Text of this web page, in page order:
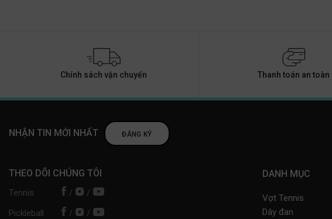
Chính sách vận chuyển Thanh toán an toàn
NHẬN TIN MỚI NHẤT ĐĂNG KÝ
THEO DÕI CHÚNG TÔI
Tennis /
/
Pickleball
/ /
DANH MỤC
Vợt Tennis
Dây đan